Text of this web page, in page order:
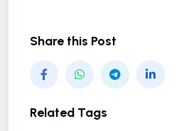
Share this Post
Related Tags